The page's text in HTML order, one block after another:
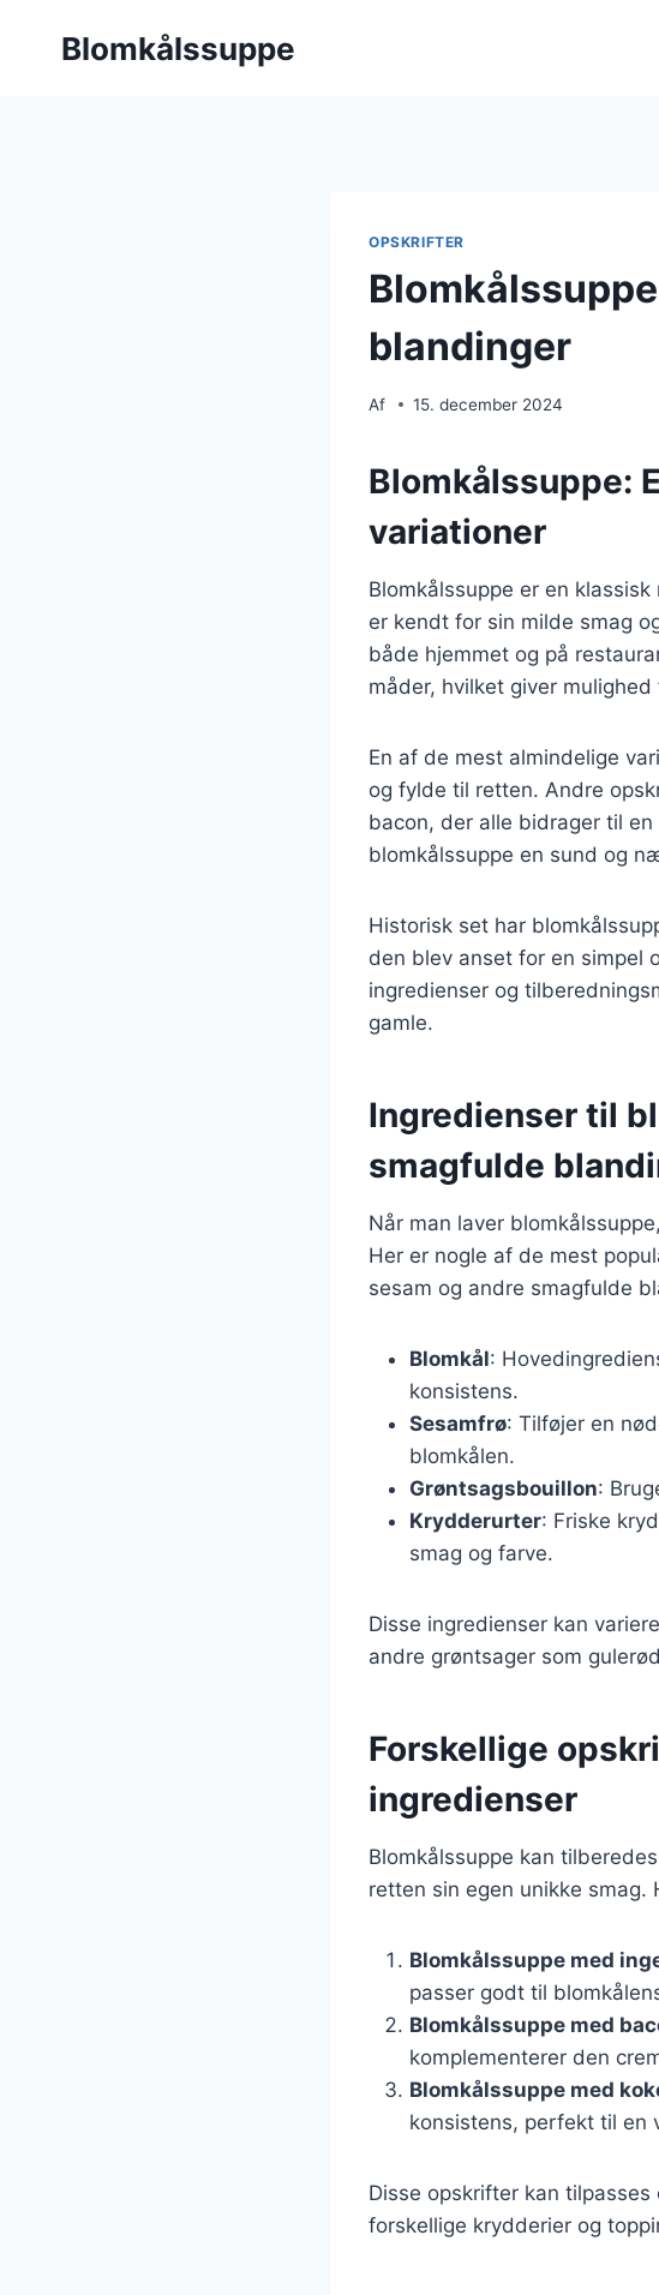
Blomkålssuppe
OPSKRIFTER
blandinger
Af 15. december 2024
Blomkålssuppe:
variationer
Blomkålssuppe er en
er kendt for sin milde smag
både hjemmet og på
måder, hvilket giver
En af de mest almindelige
og fylde til retten. Andre
bacon, der alle bidrager til
blomkålssuppe en sund og
Historisk set har
den blev anset for en simpel
ingredienser og
gamle.
Ingredienser til
smagfulde
Når man laver
Her er nogle af de mest
sesam og andre smagfulde
Blomkål:
konsistens.
Sesamfrø: Tilføjer en
blomkålen.
Grøntsagsbouillon:
Krydderurter: Friske
smag og farve.
Disse ingredienser kan
andre grøntsager som
Forskellige
ingredienser
Blomkålssuppe kan
retten sin egen unikke
Blomkålssuppe med
passer godt til
Blomkålssuppe med
komplementerer den
Blomkålssuppe med
konsistens, perfekt til en
Disse opskrifter kan
forskellige krydderier og